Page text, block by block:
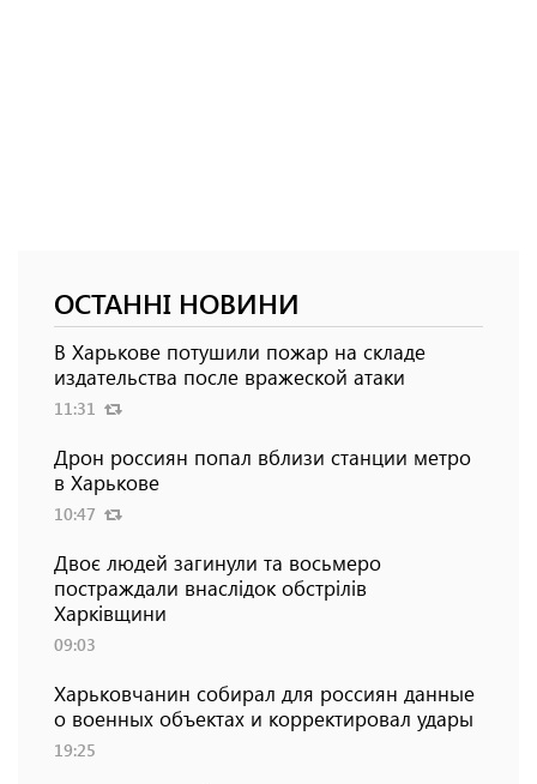
ОСТАННІ НОВИНИ
В Харькове потушили пожар на складе
издательства после вражеской атаки
11:31
Дрон россиян попал вблизи станции метро
в Харькове
10:47
Двоє людей загинули та восьмеро
постраждали внаслідок обстрілів
Харківщини
09:03
Харьковчанин собирал для россиян данные
о военных объектах и ​​корректировал удары
19:25